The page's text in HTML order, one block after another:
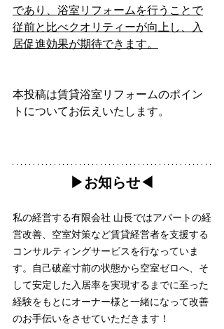
であり、浴室リフォームを行うことで
従前と比べクオリティーが向上し、入
居促進効果が期待できます。
本投稿は賃貸浴室リフォームのポイン
トについてお伝えいたします。
▶︎お知らせ◀︎
私の経営する有限会社 山長ではアパートの経
営改善、空室対策など賃貸経営者を支援する
コンサルティングサービスを行なっていま
す。自己破産寸前の状態から空室ゼロへ、そ
して安定した入居率を実現するまでに至った
経験をもとにオーナー様と一緒になって改善
のお手伝いをさせていただきます！